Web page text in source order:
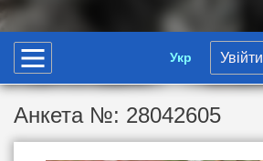
Укр Увійти
Анкета №: 28042605